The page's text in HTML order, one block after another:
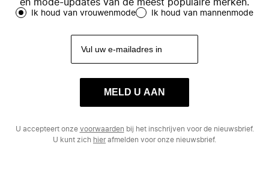
en mode-updates van de meest populaire merken.
Ik houd van vrouwenmode Ik houd van mannenmode
MELD U AAN
U accepteert onze voorwaarden bij het inschrijven voor de nieuwsbrief.
U kunt zich hierafmelden voor onze nieuwsbrief.